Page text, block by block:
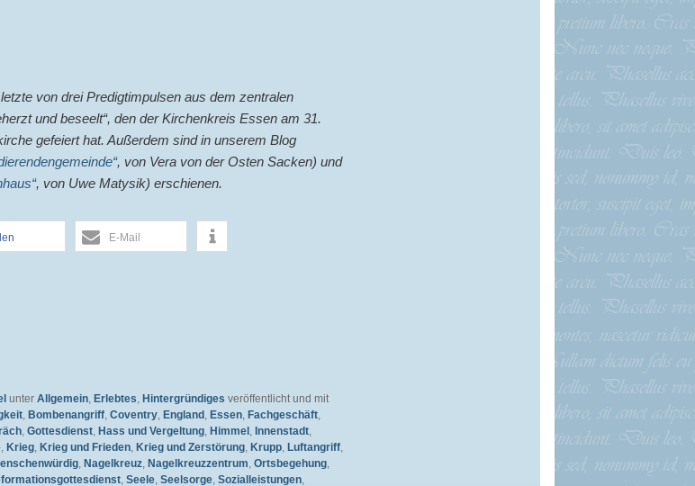
von drei Predigtimpulsen aus dem zentralen
und beseelt“, den der Kirchenkreis Essen am 31.
gefeiert hat. Außerdem sind in unserem Blog
, von Vera von der Osten Sacken) und
, von Uwe Matysik) erschienen.
E-Mail
unter Allgemein, Erlebtes, Hintergründiges veröffentlicht und mit
, Bombenangriff, Coventry, England , Essen, Fachgeschäft,
, Gottesdienst, Hass und Vergeltung, Himmel , Innenstadt,
, Krieg, Krieg und Frieden, Krieg und Zerstörung, Krupp, Luftangriff,
, Nagelkreuz, Nagelkreuzzentrum, Ortsbegehung,
, Seele, Seelsorge, Sozialleistungen,